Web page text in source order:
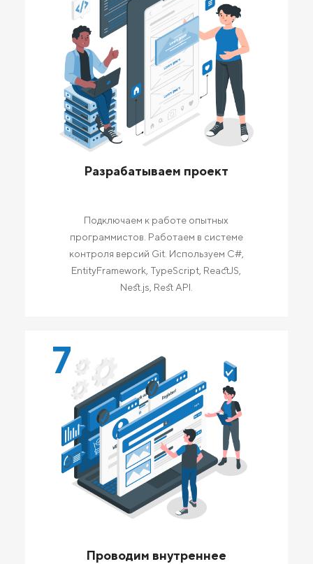
Разрабатываем проект
Подключаем к работе опытных
программистов. Работаем в системе
контроля версий Git. Используем C#,
EntityFramework, TypeScript, ReactJS,
Nest.js, Rest API.
7
Проводим внутреннее